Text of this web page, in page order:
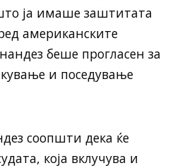
ја имаше заштитата
американските
беше прогласен за
и поседување
соопшти дека ќе
која вклучува и